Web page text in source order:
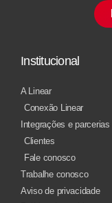
Institucional
A Linear
Conexão Linear
Integrações e parcerias
Clientes
Fale conosco
Trabalhe conosco
Aviso de privacidade